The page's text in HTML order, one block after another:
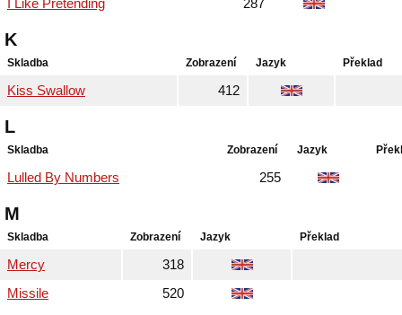
I Like Pretending 287
K
Skladba Zobrazení Jazyk Překlad
Kiss Swallow 412
L
Skladba Zobrazení Jazyk
Lulled By Numbers 255
M
Skladba Zobrazení Jazyk Překlad
Mercy
318
Missile
520